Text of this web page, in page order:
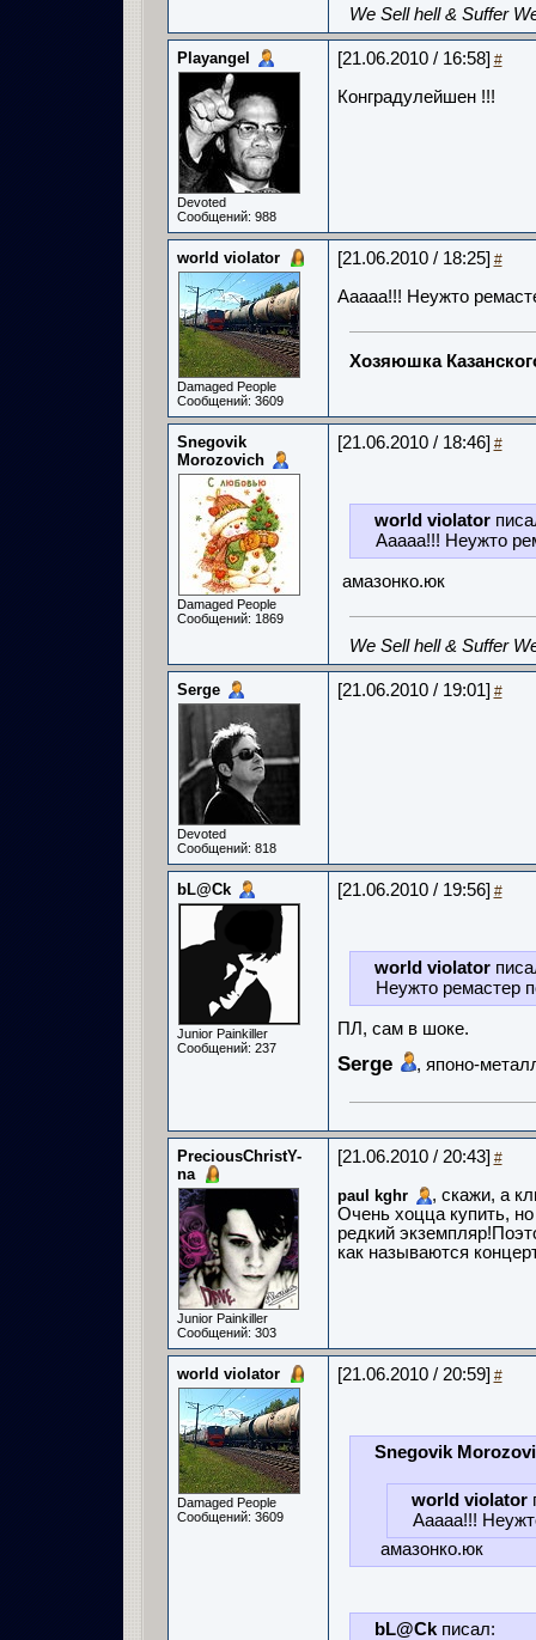
We Sell hell & Suffer
Playangel
Devoted
Сообщений: 988
[21.06.2010 / 16:58] #
Конградулейшен !!!
world violator
Damaged People
Сообщений: 3609
[21.06.2010 / 18:25] #
Ааааа!!! Неужто
Хозяюшка
Snegovik
Morozovich
Damaged People
Сообщений: 1869
[21.06.2010 / 18:46] #
world violator
Ааааа!!! Неужто
амазонко.юк
We Sell hell & Suffer
Serge
Devoted
Сообщений: 818
[21.06.2010 / 19:01] #
bL@Ck
Junior Painkiller
Сообщений: 237
[21.06.2010 / 19:56] #
world violator
Неужто ремастер
ПЛ, сам в шоке.
Serge , японо-
PreciousChristY-
na
Junior Painkiller
Сообщений: 303
[21.06.2010 / 20:43] #
paul kghr
, скажи, а
Очень хоцца купить, но
редкий
как называются
world violator
Damaged People
Сообщений: 3609
[21.06.2010 / 20:59] #
Snegovik
world violator
Ааааа!!!
амазонко.юк
bL@Ckписал: